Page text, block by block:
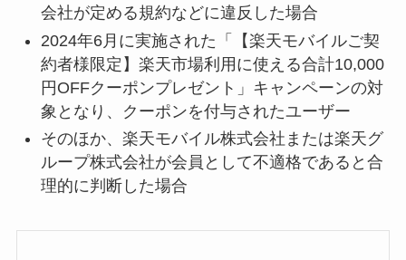
会社が定める規約などに違反した場合
2024年6月に実施された「【楽天モバイルご契
約者様限定】楽天市場利用に使える合計10,000
円OFFクーポンプレゼント」キャンペーンの対
象となり、クーポンを付与されたユーザー
そのほか、楽天モバイル株式会社または楽天グ
ループ株式会社が会員として不適格であると合
理的に判断した場合